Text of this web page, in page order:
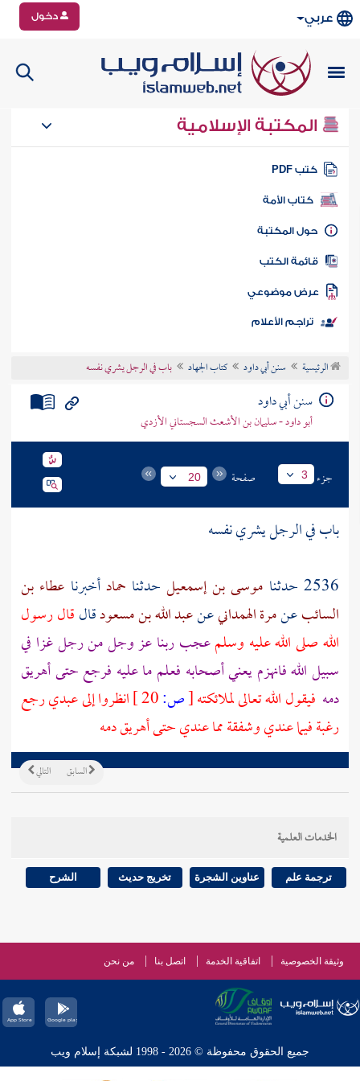
عربي دخول
المكتبة الإسلامية
كتب PDF
كتاب الأمة
المكتبة
الكتب
موضوعي
تراجم الأعلام
الرئيسية سنن أبي داود كتاب الجهاد باب في الرجل يشري نفسه
سنن أبي داود
أبو داود - سليمان بن الأشعث السجستاني الأزدي
جزء 3 صفحة 20
باب في الرجل يشري نفسه
2536 حدثنا
موسى بن إسمعيل حدثنا حمادأخبرنا عطاء بن
السائبعنمرة الهمدانيعنعبد الله بن مسعودقالقال رسول
الله صلى الله عليه وسلمعجب ربنا عز وجل من رجل غزا في
سبيل الله فانهزم يعني أصحابه فعلم ما عليه فرجع حتى أهريق
دمه فيقول الله تعالى لملائكته[ص:
انظروا إلى عبدي رجع
رغبة فيما عندي وشفقة مما عندي حتى أهريق دمه
التالي السابق
الخدمات العلمية
ترجمة علم عناوين الشجرة تخريج حديث الشرح
وثيقة الخصوصية اتفاقية الخدمة اتصل بنا من نحن
جميع الحقوق محفوظة © 2026 - 1998 لشبكة إسلام ويب